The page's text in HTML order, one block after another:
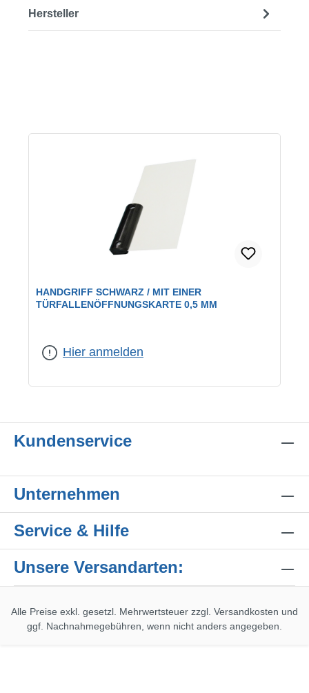
Hersteller
HANDGRIFF SCHWARZ / MIT EINER
TÜRFALLENÖFFNUNGSKARTE 0,5 MM
Hier anmelden
Kundenservice
Unternehmen
Service & Hilfe
Unsere Versandarten:
Alle Preise exkl. gesetzl. Mehrwertsteuer zzgl. Versandkosten und
ggf. Nachnahmegebühren, wenn nicht anders angegeben.